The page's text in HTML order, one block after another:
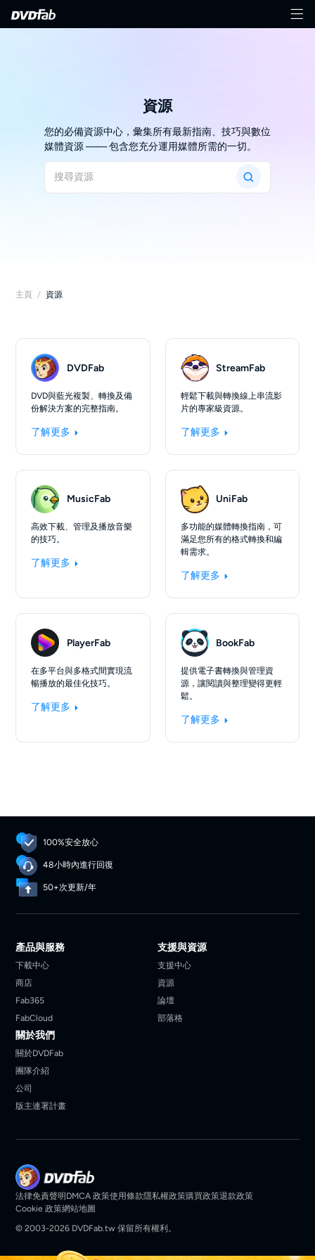
資源
您的必備資源中心，彙集所有最新指南、技巧與數位
媒體資源 —— 包含您充分運用媒體所需的一切。
主頁 / 資源
DVDFab
DVD與藍光複製、轉換及備
份解決方案的完整指南。
了解更多
StreamFab
輕鬆下載與轉換線上串流影
片的專家級資源。
了解更多
MusicFab
高效下載、管理及播放音樂
的技巧。
了解更多
UniFab
多功能的媒體轉換指南，可
滿足您所有的格式轉換和編
輯需求。
了解更多
PlayerFab
在多平台與多格式間實現流
暢播放的最佳化技巧。
了解更多
BookFab
提供電子書轉換與管理資
源，讓閱讀與整理變得更輕
鬆。
了解更多
100%安全放心
48小時內進行回復
50+次更新/年
產品與服務
下載中心
商店
Fab365
FabCloud
支援與資源
支援中心
資源
論壇
部落格
關於我們
關於DVDFab
團隊介紹
公司
版主連署計畫
法律免責聲明DMCA 政策使用條款隱私權政策購買政策退款政策
Cookie 政策網站地圖
© 2003-2026 DVDFab.tw 保留所有權利。